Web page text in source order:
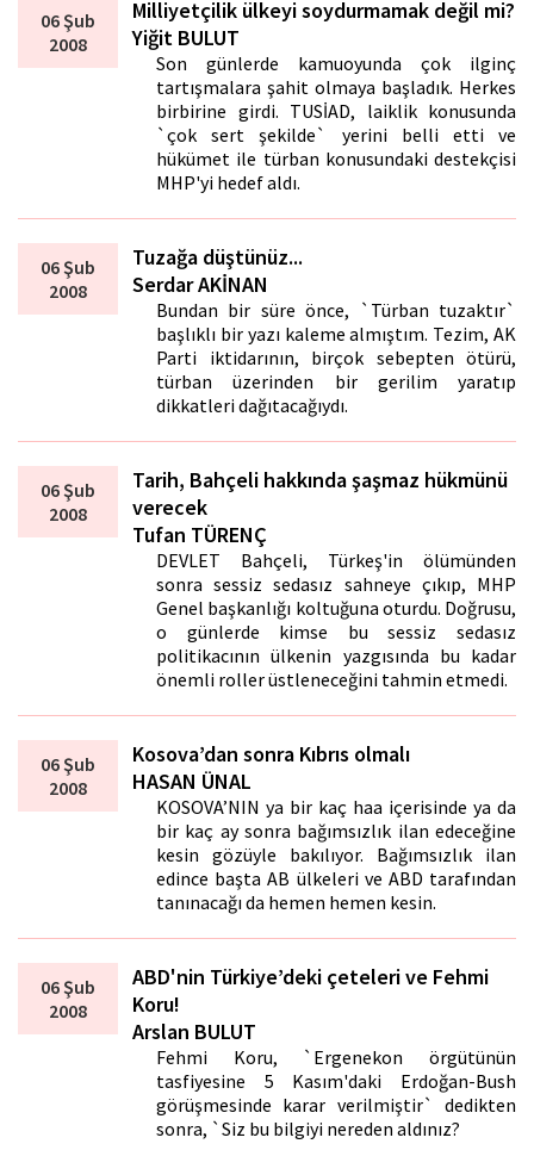
06 Şub
2008
Milliyetçilik ülkeyi soydurmamak değil mi?
Yiğit BULUT
Son günlerde kamuoyunda çok ilginç
tartışmalara şahit olmaya başladık. Herkes
birbirine girdi. TUSİAD, laiklik konusunda
`çok sert şekilde` yerini belli etti ve
hükümet ile türban konusundaki destekçisi
MHP'yi hedef aldı.
06 Şub
2008
Tuzağa düştünüz...
Serdar AKİNAN
Bundan bir süre önce, `Türban tuzaktır`
başlıklı bir yazı kaleme almıştım. Tezim, AK
Parti iktidarının, birçok sebepten ötürü,
türban üzerinden bir gerilim yaratıp
dikkatleri dağıtacağıydı.
06 Şub
2008
Tarih, Bahçeli hakkında şaşmaz hükmünü
verecek
Tufan TÜRENÇ
DEVLET Bahçeli, Türkeş'in ölümünden
sonra sessiz sedasız sahneye çıkıp, MHP
Genel başkanlığı koltuğuna oturdu. Doğrusu,
o günlerde kimse bu sessiz sedasız
politikacının ülkenin yazgısında bu kadar
önemli roller üstleneceğini tahmin etmedi.
06 Şub
2008
Kosova’dan sonra Kıbrıs olmalı
HASAN ÜNAL
KOSOVA’NIN ya bir kaç hafta içerisinde ya da
bir kaç ay sonra bağımsızlık ilan edeceğine
kesin gözüyle bakılıyor. Bağımsızlık ilan
edince başta AB ülkeleri ve ABD tarafından
tanınacağı da hemen hemen kesin.
06 Şub
2008
ABD'nin Türkiye’deki çeteleri ve Fehmi
Koru!
Arslan BULUT
Fehmi Koru, `Ergenekon örgütünün
tasfiyesine 5 Kasım'daki Erdoğan-Bush
görüşmesinde karar verilmiştir` dedikten
sonra, `Siz bu bilgiyi nereden aldınız?